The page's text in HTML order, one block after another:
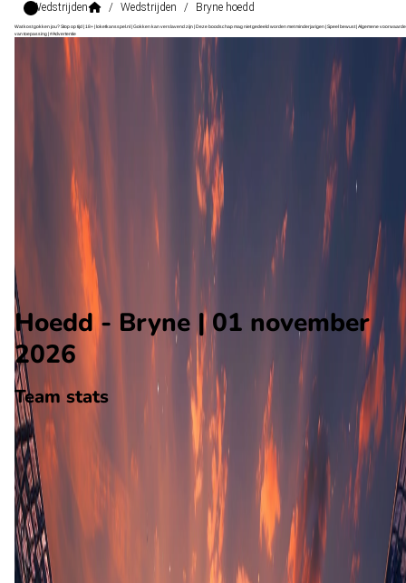
Wedstrijden / Wedstrijden / Bryne hoedd
Wat kost gokken jou? Stop op tijd | 18+ | loketkansspel.nl | Gokken kan verslavend zijn | Deze boodschap mag niet gedeeld worden met minderjarigen | Speel bewust | Algemene
van toepassing | #Advertentie
1. Divisjon
Alle wedstrijden
Hoedd - Bryne
Voorbeschouwing
Hoedd - Bryne | 01 november
2026
Team stats
Hoedd
Hoedd
-
Bryne
Bryne
24aantal goals
7gewonnen